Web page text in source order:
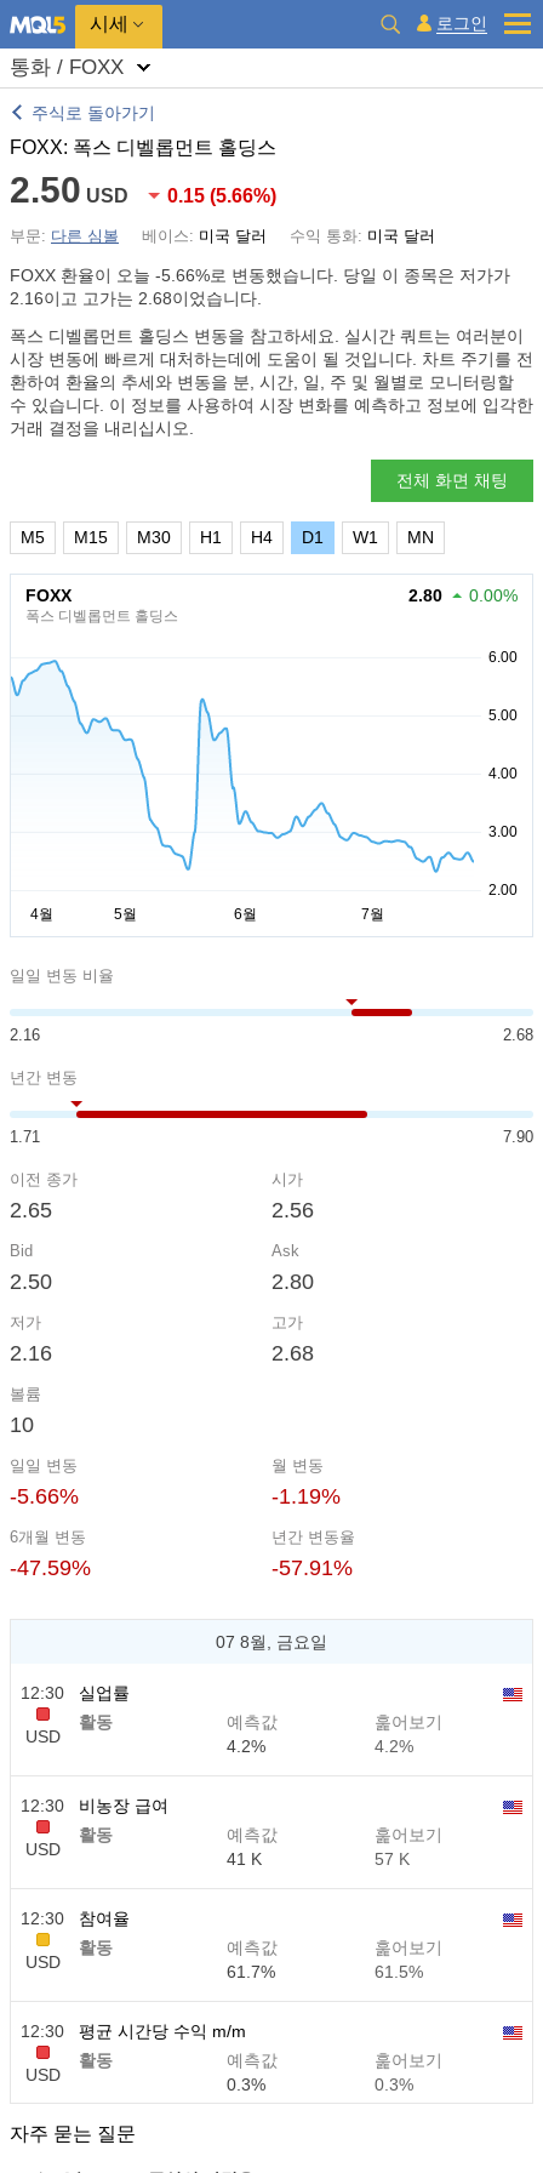
시세 로그인
통화 / FOXX
주식로 돌아가기
FOXX: 폭스 디벨롭먼트 홀딩스
2.50 USD 0.15 (5.66%)
부문: 다른 심볼 베이스: 미국 달러 수익 통화: 미국 달러
FOXX 환율이 오늘 -5.66%로 변동했습니다. 당일 이 종목은 저가가
2.16이고 고가는 2.68이었습니다.
폭스 디벨롭먼트 홀딩스 변동을 참고하세요. 실시간 쿼트는 여러분이
시장 변동에 빠르게 대처하는데에 도움이 될 것입니다. 차트 주기를 전
환하여 환율의 추세와 변동을 분, 시간, 일, 주 및 월별로 모니터링할
수 있습니다. 이 정보를 사용하여 시장 변화를 예측하고 정보에 입각한
거래 결정을 내리십시오.
전체 화면 채팅
M5 M15 M30 H1 H4 D1 W1 MN
FOXX
폭스 디벨롭먼트 홀딩스
2.80 0.00%
일일 변동 비율
2.16 2.68
년간 변동
1.71 7.90
이전 종가
2.65
시가
2.56
Bid
2.50
Ask
2.80
저가
2.16
고가
2.68
볼륨
10
일일 변동
-5.66%
월 변동
-1.19%
6개월 변동
-47.59%
년간 변동율
-57.91%
07 8월, 금요일
12:30
USD
실업률
활동
예측값
4.2%
훑어보기
4.2%
12:30
USD
비농장 급여
활동
예측값
41 K
훑어보기
57 K
12:30
USD
참여율
활동
예측값
61.7%
훑어보기
61.5%
12:30
USD
평균 시간당 수익 m/m
활동
예측값
0.3%
훑어보기
0.3%
12:30
평균 시간당 수익 y/y
자주 묻는 질문